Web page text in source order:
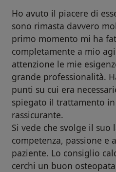
Ho avuto il piacere di
sono rimasta davvero
primo momento mi ha
completamente a mio
attenzione le mie
grande professionalità.
punti su cui era
spiegato il trattamento
rassicurante.
Si vede che svolge il suo
competenza, passione e
paziente. Lo consiglio
cerchi un buon